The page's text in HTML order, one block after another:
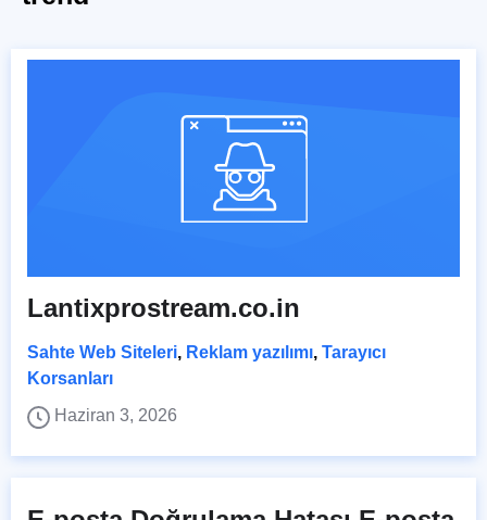
Lantixprostream.co.in
Sahte Web Siteleri, Reklam yazılımı, Tarayıcı
Korsanları
Haziran 3, 2026